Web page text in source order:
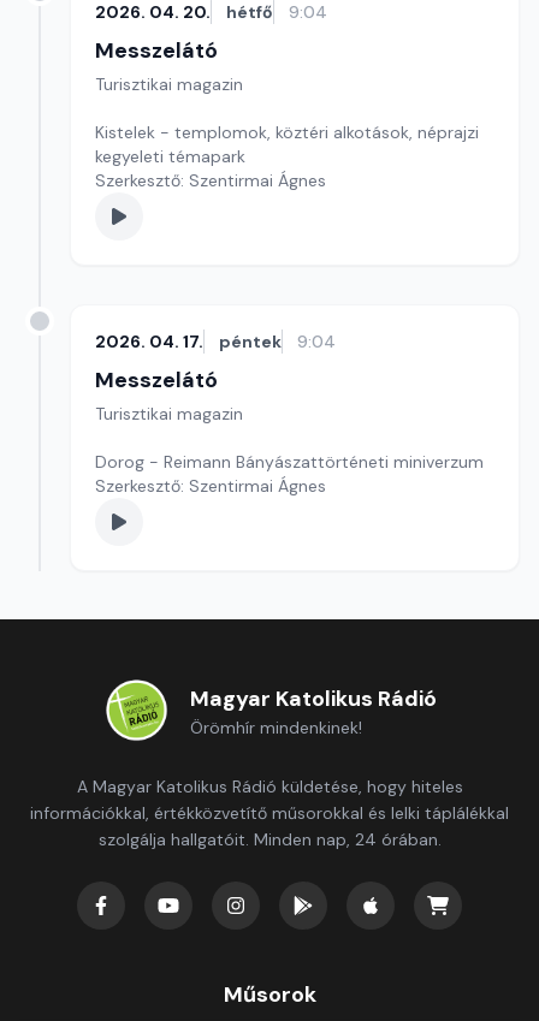
2026. 04. 20. hétfő 9:04
Messzelátó
Turisztikai magazin
Kistelek - templomok, köztéri alkotások, néprajzi
kegyeleti témapark
Szerkesztő: Szentirmai Ágnes
2026. 04. 17. péntek 9:04
Messzelátó
Turisztikai magazin
Dorog - Reimann Bányászattörténeti miniverzum
Szerkesztő: Szentirmai Ágnes
Magyar Katolikus Rádió
Örömhír mindenkinek!
A Magyar Katolikus Rádió küldetése, hogy hiteles
információkkal, értékközvetítő műsorokkal és lelki táplálékkal
szolgálja hallgatóit. Minden nap, 24 órában.
Műsorok